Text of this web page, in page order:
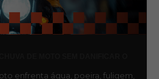
enfrenta água, poeira, fuligem,